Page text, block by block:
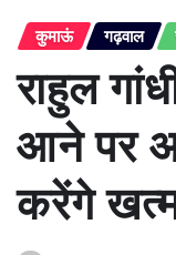
कुमाऊं गढ़वाल
राहुल
आने पर
करेंगे